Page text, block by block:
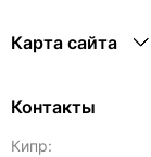
Карта сайта
Контакты
Кипр: